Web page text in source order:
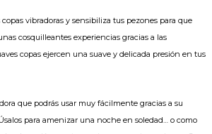
vibradoras y sensibiliza tus pezones para que
cosquilleantes experiencias gracias a las
copas ejercen una suave y delicada presión en tus
que podrás usar muy fácilmente gracias a su
para amenizar una noche en soledad… o como